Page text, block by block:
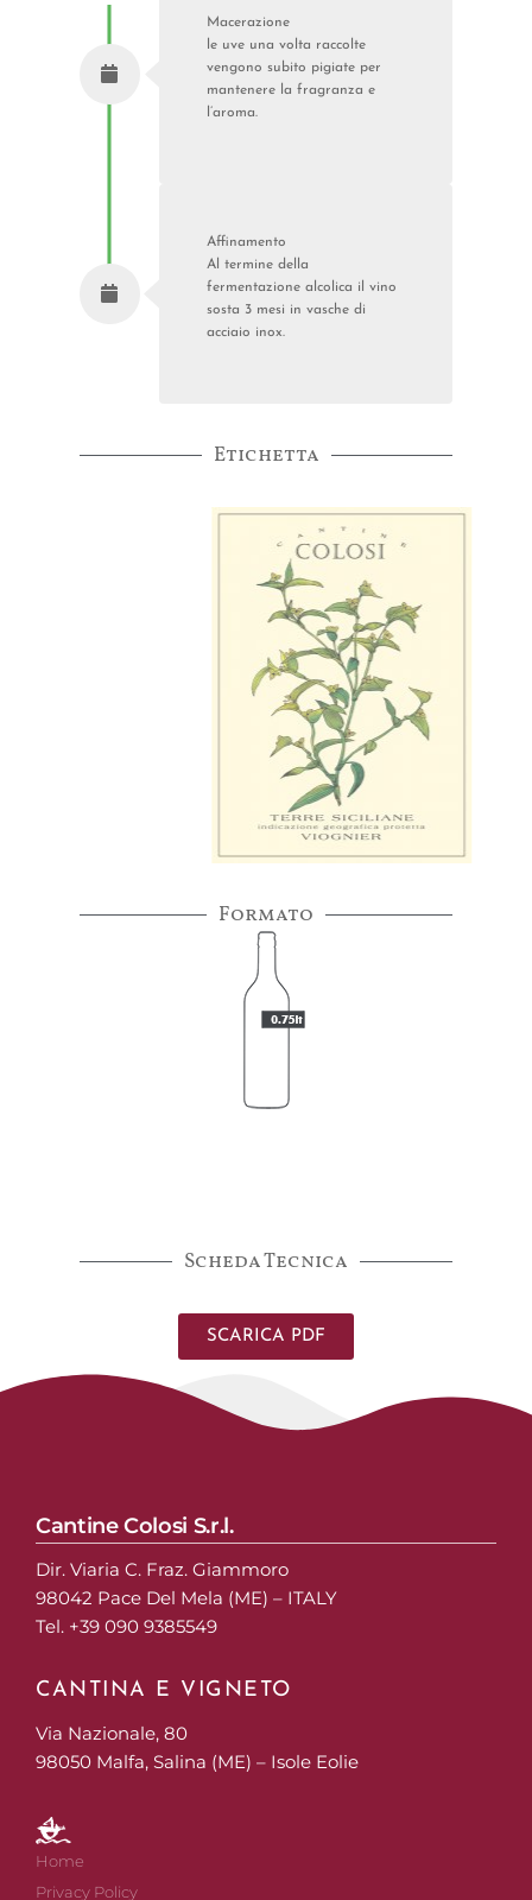
Macerazione
le uve una volta raccolte
vengono subito pigiate per
mantenere la fragranza e
l’aroma.
Affinamento
Al termine della
fermentazione alcolica il vino
sosta 3 mesi in vasche di
acciaio inox.
Etichetta
Formato
Scheda Tecnica
SCARICA PDF
Cantine Colosi S.r.l.
Dir. Viaria C. Fraz. Giammoro
98042 Pace Del Mela (ME) – ITALY
Tel. +39 090 9385549
CANTINA E VIGNETO
Via Nazionale, 80
98050 Malfa, Salina (ME) – Isole Eolie
Home
Privacy Policy